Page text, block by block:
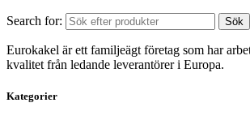
Search for: Sök
Eurokakel är ett familjeägt företag som har
kvalitet från ledande leverantörer i Europa.
Kategorier